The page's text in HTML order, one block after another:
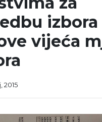
izbora
vijeća
2015